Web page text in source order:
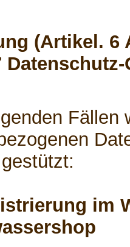
(Artikel. 6
Fällen
im